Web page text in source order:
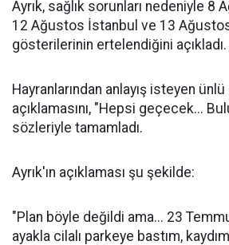
Ayrık, sağlık sorunları nedeniyle 8
12 Ağustos İstanbul ve 13
gösterilerinin ertelendiğini açıkladı.
Hayranlarından anlayış isteyen
açıklamasını, "Hepsi geçecek...
sözleriyle tamamladı.
Ayrık'ın açıklaması şu şekilde:
"Plan böyle değildi ama... 23
ayakla cilalı parkeye bastım,